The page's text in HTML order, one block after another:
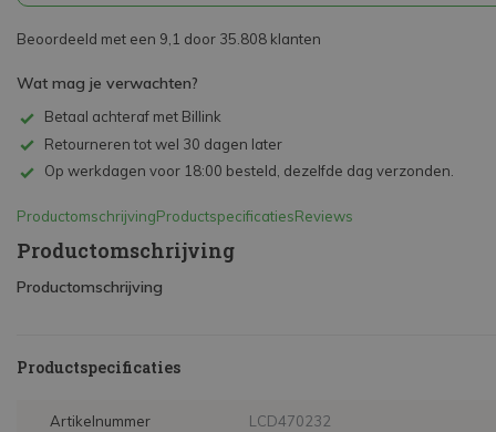
Beoordeeld met een 9,1 door 35.808 klanten
Wat mag je verwachten?
Betaal achteraf met Billink
Retourneren tot wel 30 dagen later
Op werkdagen voor 18:00 besteld, dezelfde dag verzonden.
ProductomschrijvingProductspecificatiesReviews
Productomschrijving
Productomschrijving
Productspecificaties
Artikelnummer LCD470232